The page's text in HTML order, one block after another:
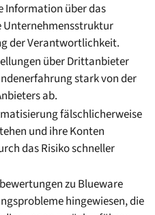
Information über das
Unternehmensstruktur
der Verantwortlichkeit.
über Drittanbieter
stark von der
ab.
fälschlicherweise
und ihre Konten
das Risiko schneller
zu Blueware
hingewiesen, die